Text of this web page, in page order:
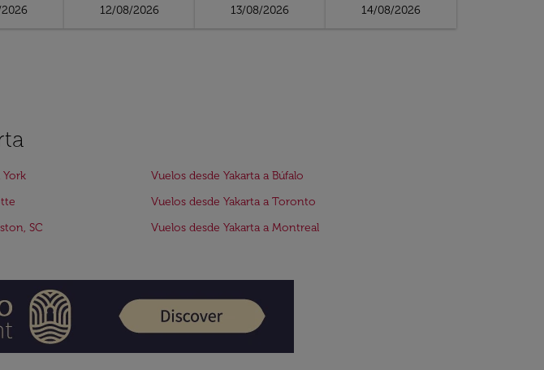
12/08/2026 13/08/2026 14/08/2026
York
Vuelos desde Yakarta a Búfalo
Vuelos desde Yakarta a Toronto
SC Vuelos desde Yakarta a Montreal